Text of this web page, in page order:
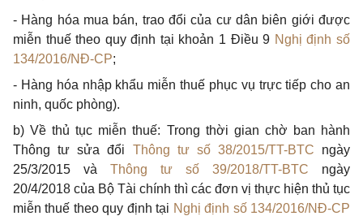
- Hàng hóa mua bán, trao đổi của cư dân biên giới được
miễn thuế theo quy định tại khoản 1 Điều 9 Nghị định số
134/2016/NĐ-CP;
- Hàng hóa nhập khẩu miễn thuế phục vụ trực tiếp cho an
ninh, quốc phòng).
b)Về thủ tục miễn thuế: Trong thời gian chờ ban hành
Thông tư sửa đổi Thông tư số 38/2015/TT-BTC ngày
25/3/2015 và Thông tư số 39/2018/TT-BTC ngày
20/4/2018 của Bộ Tài chính thì các đơn vị thực hiện thủ tục
miễn thuế theo quy định tại Nghị định số 134/2016/NĐ-CP